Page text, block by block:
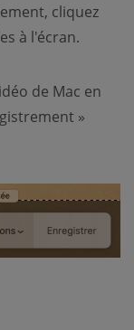
cliquez
à l'écran.
de Mac en
»